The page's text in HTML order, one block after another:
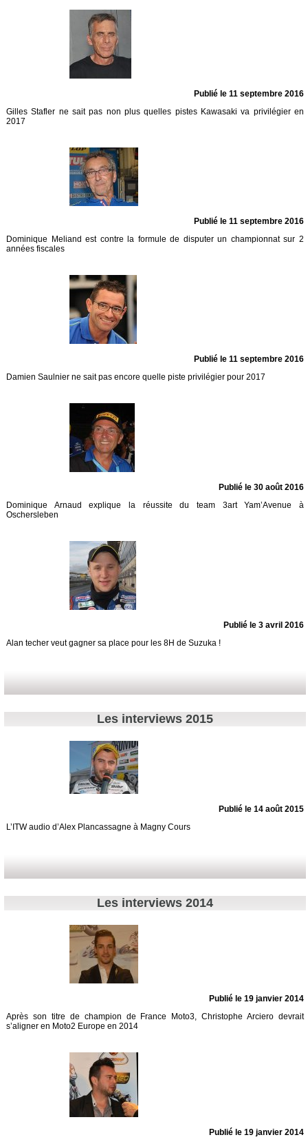
Publié le 11 septembre 2016
Gilles Stafler ne sait pas non plus quelles pistes Kawasaki va privilégier en
2017
Publié le 11 septembre 2016
Dominique Meliand est contre la formule de disputer un championnat sur 2
années fiscales
Publié le 11 septembre 2016
Damien Saulnier ne sait pas encore quelle piste privilégier pour 2017
Publié le 30 août 2016
Dominique Arnaud explique la réussite du team 3art Yam’Avenue à
Oschersleben
Publié le 3 avril 2016
Alan techer veut gagner sa place pour les 8H de Suzuka !
Les interviews 2015
Publié le 14 août 2015
L’ITW audio d’Alex Plancassagne à Magny Cours
Les interviews 2014
Publié le 19 janvier 2014
Après son titre de champion de France Moto3, Christophe Arciero devrait
s’aligner en Moto2 Europe en 2014
Publié le 19 janvier 2014